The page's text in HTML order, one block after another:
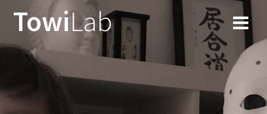
Inhalt
TowiLab